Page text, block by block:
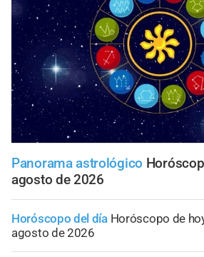
Panorama astrológico
agosto de 2026
Horóscopo del día Horóscopo de
agosto de 2026